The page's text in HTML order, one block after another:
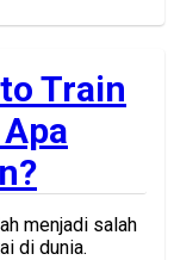
Train
menjadi salah
di dunia.